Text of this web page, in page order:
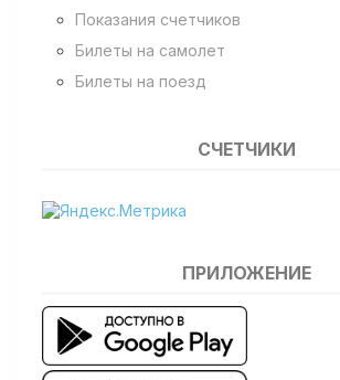
Показания счетчиков
Билеты на самолет
Билеты на поезд
СЧЕТЧИКИ
ПРИЛОЖЕНИЕ